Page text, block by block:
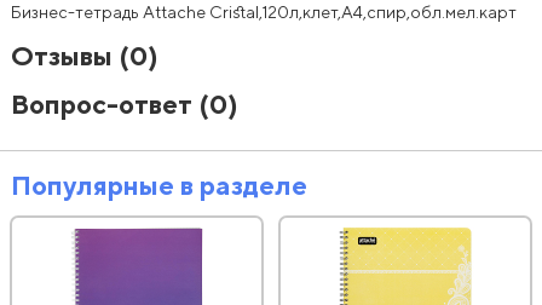
Бизнес-тетрадь Attache Cristal,120л,клет,А4,спир,обл.мел.карт
Отзывы (0)
Вопрос-ответ (0)
Популярные в разделе